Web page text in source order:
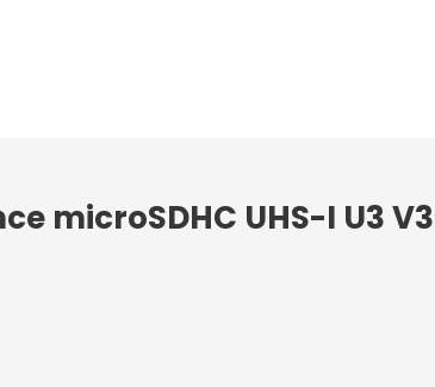
microSDHC UHS-I U3